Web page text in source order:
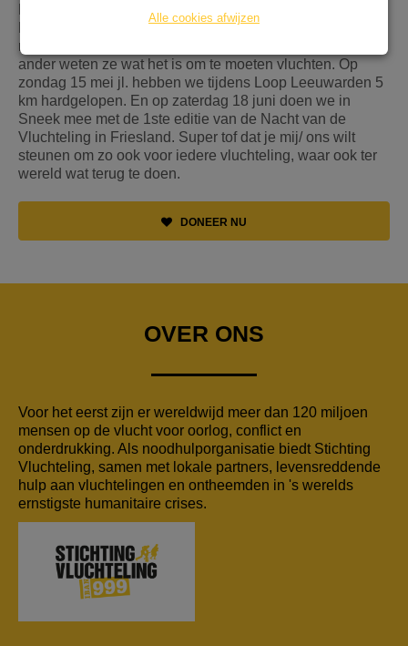
Kruispunt) in samenwerking met de Gemeente
Leeuwarden 8 'Nieuwe Nederlanders' naar werk. Deze
mooie groep betrek ik nauw bij deze actie. Als geen
ander weten ze wat het is om te moeten vluchten. Op
zondag 15 mei jl. hebben we tijdens Loop Leeuwarden 5
km hardgelopen. En op zaterdag 18 juni doen we in
Sneek mee met de 1ste editie van de Nacht van de
Vluchteling in Friesland. Super tof dat je mij/ ons wilt
steunen om zo ook voor iedere vluchteling, waar ook ter
wereld wat terug te doen.
DONEER NU
OVER ONS
Voor het eerst zijn er wereldwijd meer dan 120 miljoen
mensen op de vlucht voor oorlog, conflict en
onderdrukking. Als noodhulporganisatie biedt Stichting
Vluchteling, samen met lokale partners, levensreddende
hulp aan vluchtelingen en ontheemden in 's werelds
ernstigste humanitaire crises.
Alle cookies afwijzen